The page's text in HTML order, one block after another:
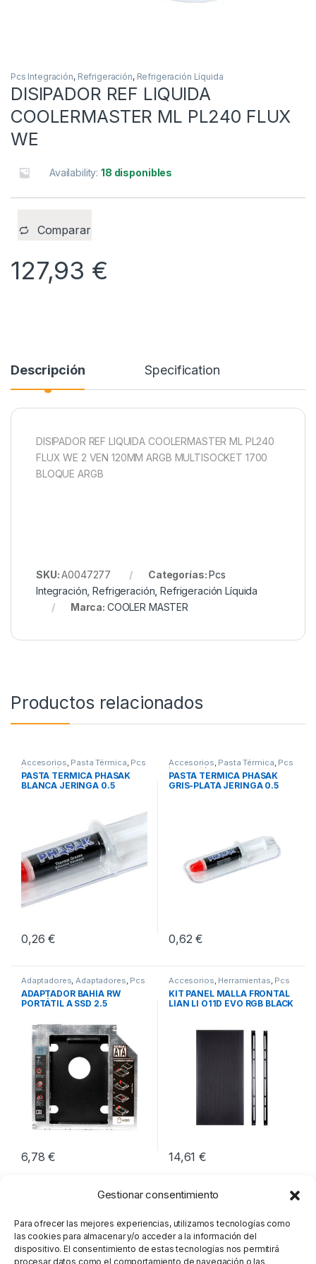
Gestionar consentimiento
Para ofrecer las mejores experiencias, utilizamos tecnologías como
las cookies para almacenar y/o acceder a la información del
dispositivo. El consentimiento de estas tecnologías nos permitirá
procesar datos como el comportamiento de navegación o las
Pcs Integración, Refrigeración, Refrigeración Líquida
DISIPADOR REF LIQUIDA
COOLERMASTER ML PL240 FLUX
WE
Availability:18 disponibles
Comparar
127,93 €
Descripción Specification
DISIPADOR REF LIQUIDA COOLERMASTER ML PL240
FLUX WE 2 VEN 120MM ARGB MULTISOCKET 1700
BLOQUE ARGB
SKU:A0047277 Categorías:Pcs
Integración ,Refrigeración ,Refrigeración Líquida
Marca: COOLER MASTER
Productos relacionados
Accesorios, Pasta Térmica, Pcs
Integración
PASTA TERMICA PHASAK
BLANCA JERINGA 0.5
0,26€
Accesorios, Pasta Térmica, Pcs
Integración
PASTA TÉRMICA PHASAK
GRIS-PLATA JERINGA 0.5
0,62€
Adaptadores,Adaptadores, Pcs
Integración
ADAPTADOR BAHÍA RW
PORTÁTIL A SSD 2.5
6,78€
Accesorios, Herramientas, Pcs
Integración
KIT PANEL MALLA FRONTAL
LIAN LI O11D EVO RGB BLACK
14,61€